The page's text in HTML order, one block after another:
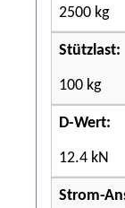
2500 kg
Stützlast:
100 kg
D-Wert:
12.4 kN
Strom-